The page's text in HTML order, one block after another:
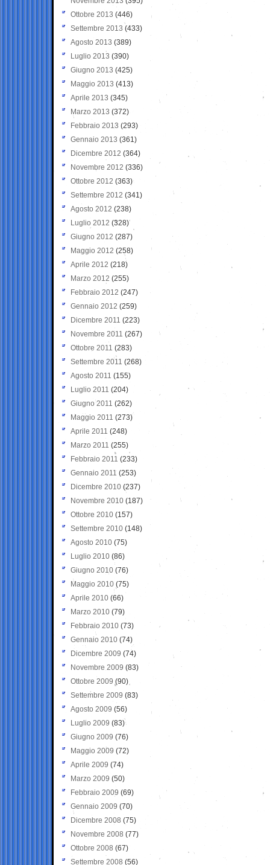
Ottobre 2013 (446)
Settembre 2013 (433)
Agosto 2013 (389)
Luglio 2013 (390)
Giugno 2013 (425)
Maggio 2013 (413)
Aprile 2013 (345)
Marzo 2013 (372)
Febbraio 2013 (293)
Gennaio 2013 (361)
Dicembre 2012 (364)
Novembre 2012 (336)
Ottobre 2012 (363)
Settembre 2012 (341)
Agosto 2012 (238)
Luglio 2012 (328)
Giugno 2012 (287)
Maggio 2012 (258)
Aprile 2012 (218)
Marzo 2012 (255)
Febbraio 2012 (247)
Gennaio 2012 (259)
Dicembre 2011 (223)
Novembre 2011 (267)
Ottobre 2011 (283)
Settembre 2011 (268)
Agosto 2011 (155)
Luglio 2011 (204)
Giugno 2011 (262)
Maggio 2011 (273)
Aprile 2011 (248)
Marzo 2011 (255)
Febbraio 2011 (233)
Gennaio 2011 (253)
Dicembre 2010 (237)
Novembre 2010 (187)
Ottobre 2010 (157)
Settembre 2010 (148)
Agosto 2010 (75)
Luglio 2010 (86)
Giugno 2010 (76)
Maggio 2010 (75)
Aprile 2010 (66)
Marzo 2010 (79)
Febbraio 2010 (73)
Gennaio 2010 (74)
Dicembre 2009 (74)
Novembre 2009 (83)
Ottobre 2009 (90)
Settembre 2009 (83)
Agosto 2009 (56)
Luglio 2009 (83)
Giugno 2009 (76)
Maggio 2009 (72)
Aprile 2009 (74)
Marzo 2009 (50)
Febbraio 2009 (69)
Gennaio 2009 (70)
Dicembre 2008 (75)
Novembre 2008 (77)
Ottobre 2008 (67)
Settembre 2008 (56)